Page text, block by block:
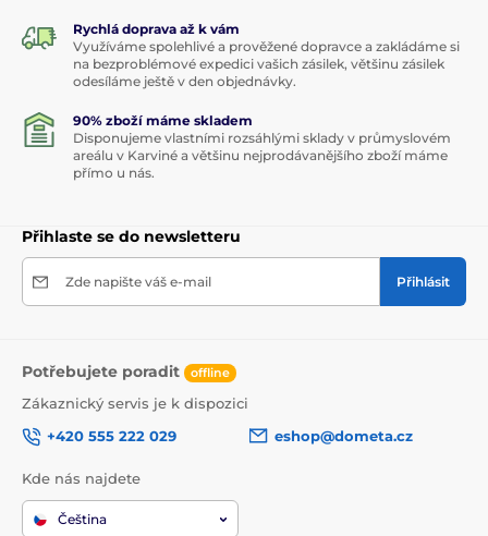
Rychlá doprava až k vám
Využíváme spolehlivé a prověžené dopravce a zakládáme si
na bezproblémové expedici vašich zásilek, většinu zásilek
odesíláme ještě v den objednávky.
90% zboží máme skladem
Disponujeme vlastními rozsáhlými sklady v průmyslovém
areálu v Karviné a většinu nejprodávanějšího zboží máme
přímo u nás.
Přihlaste se do newsletteru
Zde napište váš e-mail Přihlásit
Potřebujete poradit offline
Zákaznický servis je k dispozici
+420 555 222 029
eshop@dometa.cz
Kde nás najdete
Čeština